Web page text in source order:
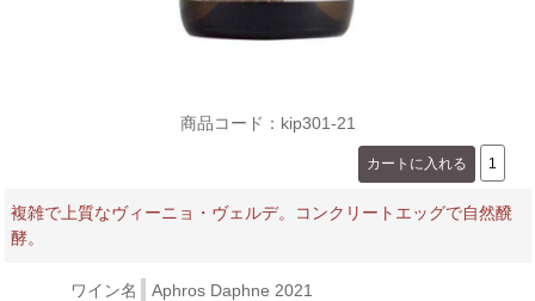
商品コード：kip301-21
複雑で上質なヴィーニョ・ヴェルデ。コンクリートエッグで自然醗
酵。
ワイン名
Aphros Daphne 2021